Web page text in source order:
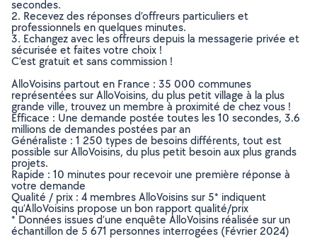
secondes.
2. Recevez des réponses d’offreurs particuliers et
professionnels en quelques minutes.
3. Echangez avec les offreurs depuis la messagerie privée et
sécurisée et faites votre choix !
C’est gratuit et sans commission !
AlloVoisins partout en France : 35 000 communes
représentées sur AlloVoisins, du plus petit village à la plus
grande ville, trouvez un membre à proximité de chez vous !
Efficace : Une demande postée toutes les 10 secondes, 3.6
millions de demandes postées par an
Généraliste : 1 250 types de besoins différents, tout est
possible sur AlloVoisins, du plus petit besoin aux plus grands
projets.
Rapide : 10 minutes pour recevoir une première réponse à
votre demande
Qualité / prix : 4 membres AlloVoisins sur 5* indiquent
qu’AlloVoisins propose un bon rapport qualité/prix
* Données issues d’une enquête AlloVoisins réalisée sur un
échantillon de 5 671 personnes interrogées (Février 2024)